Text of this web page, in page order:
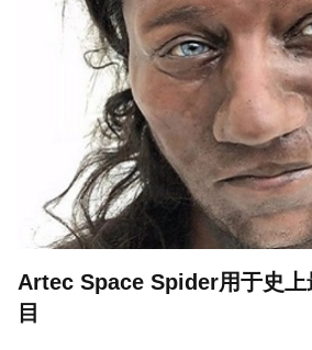
Artec Space Spider用于史上
目